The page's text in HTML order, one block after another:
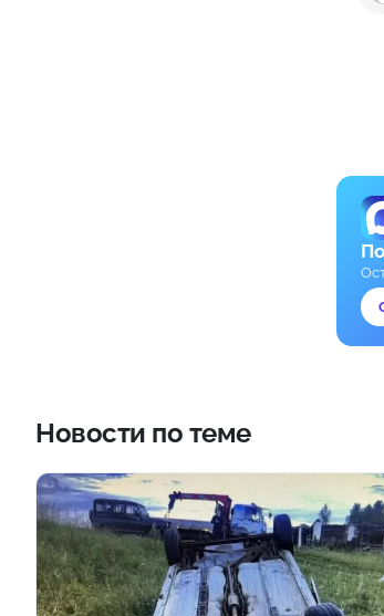
Новости по теме